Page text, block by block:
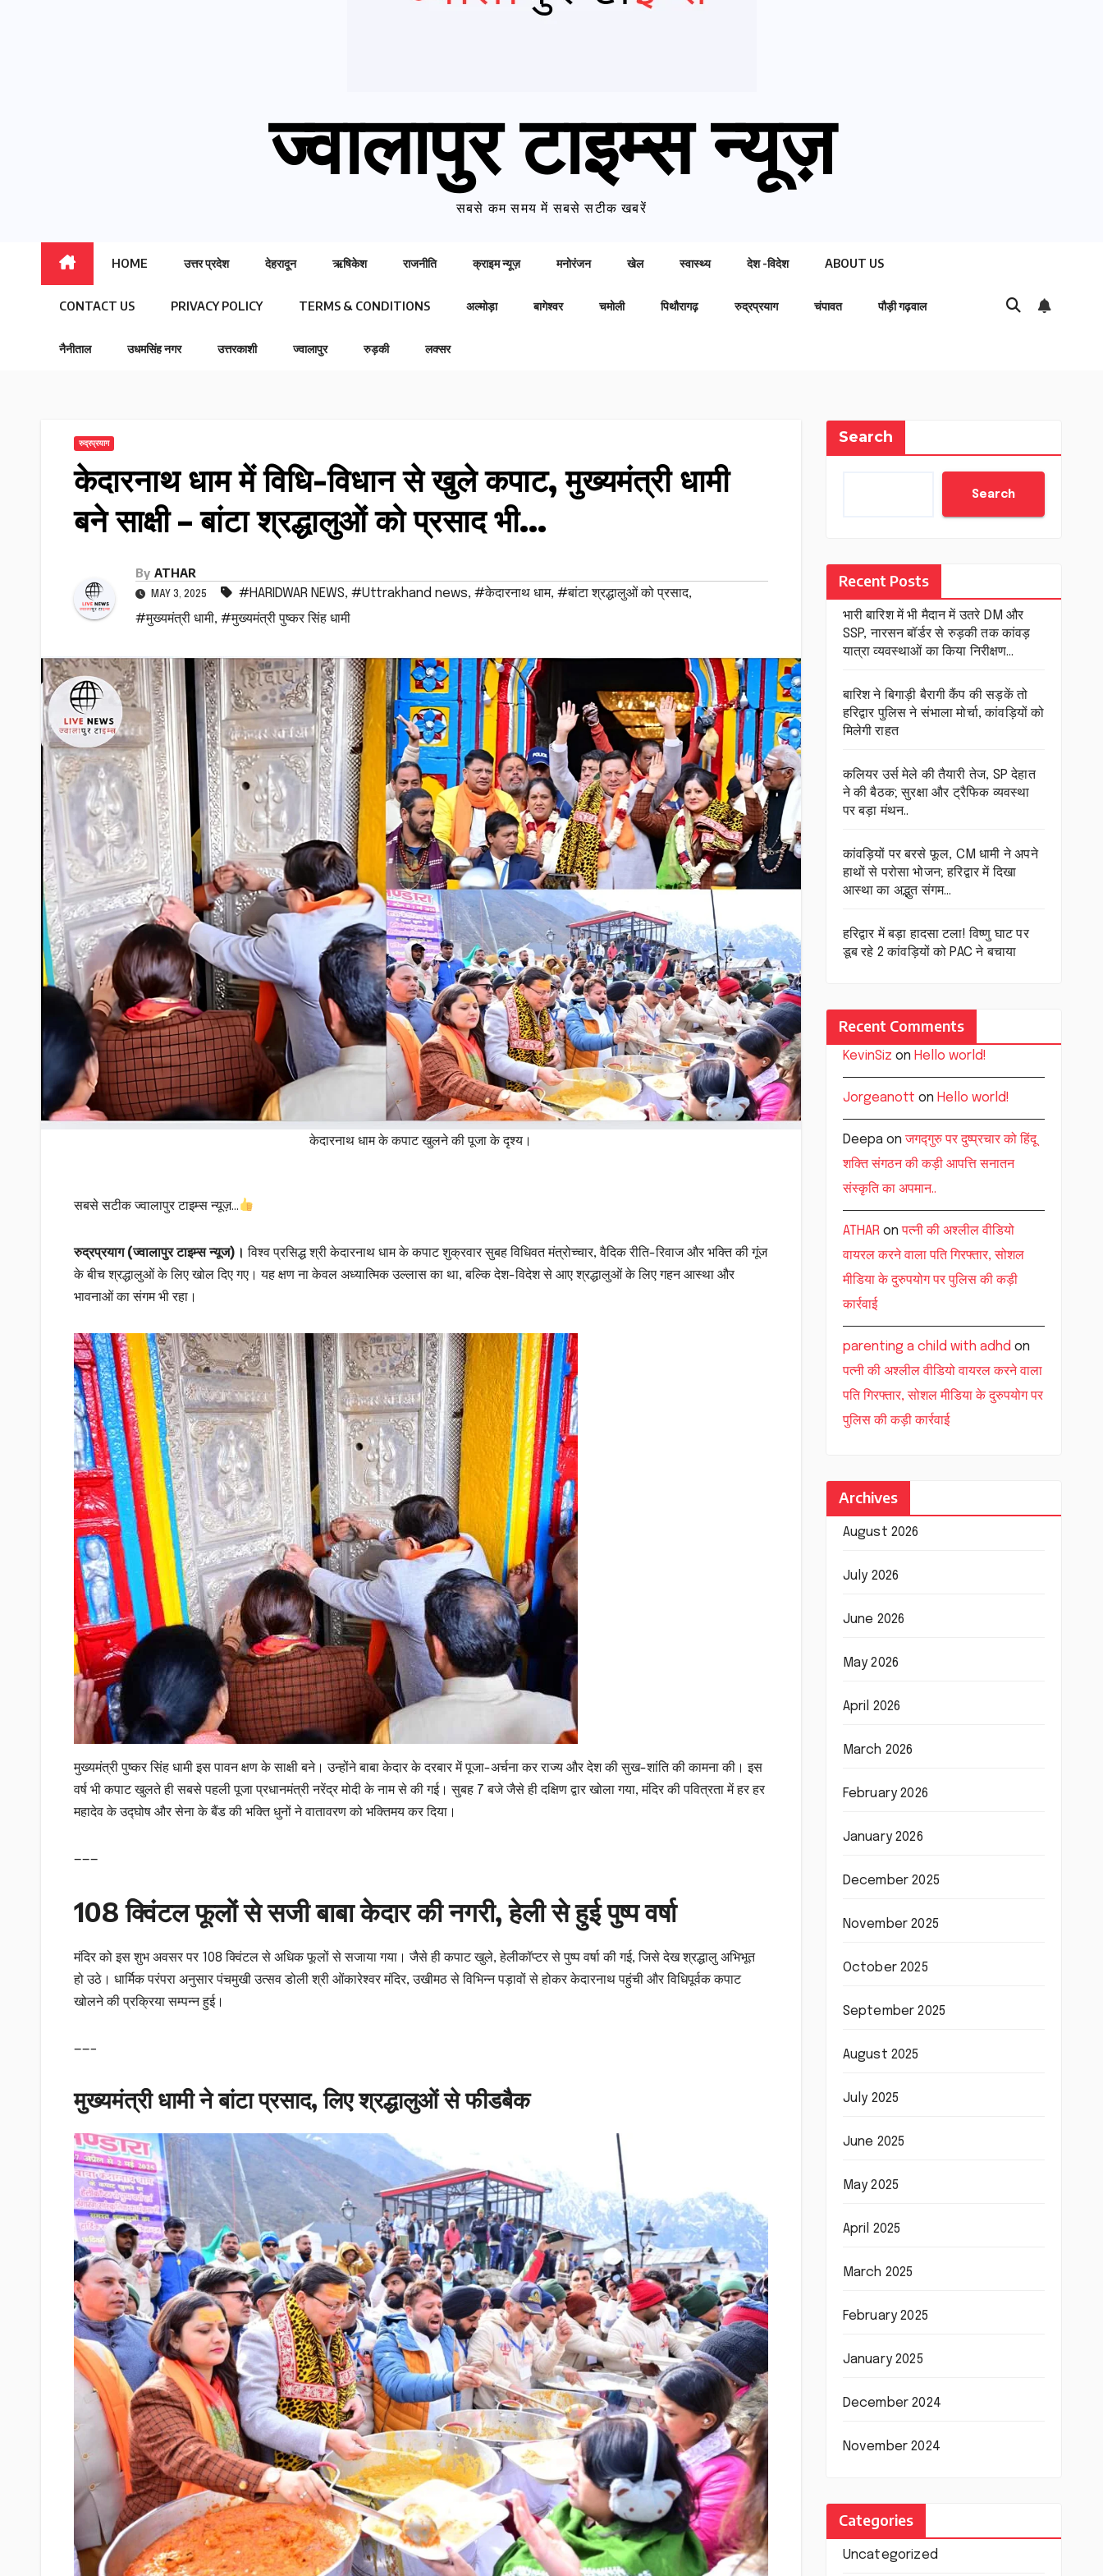
ज्वालापुर टाइम्स न्यूज़
सबसे कम समय में सबसे सटीक खबरें
HOME उत्तर प्रदेश देहरादून ऋषिकेश राजनीति क्राइम न्यूज़ मनोरंजन खेल स्वास्थ्य देश -विदेश ABOUT US
CONTACT US PRIVACY POLICY TERMS & CONDITIONS अल्मोड़ा बागेश्वर चमोली पिथौरागढ़ रुद्रप्रयाग चंपावत पौड़ी गढ़वाल
नैनीताल उधमसिंह नगर उत्तरकाशी ज्वालापुर रुड़की लक्सर
रुद्रप्रयाग
केदारनाथ धाम में विधि-विधान से खुले कपाट, मुख्यमंत्री धामी
बने साक्षी – बांटा श्रद्धालुओं को प्रसाद भी…
By ATHAR
MAY 3, 2025 #HARIDWAR NEWS, #Uttrakhand news, #केदारनाथ धाम, #बांटा श्रद्धालुओं को प्रसाद,
#मुख्यमंत्री धामी, #मुख्यमंत्री पुष्कर सिंह धामी
केदारनाथ धाम के कपाट खुलने की पूजा के दृश्य।
सबसे सटीक ज्वालापुर टाइम्स न्यूज़…
रुद्रप्रयाग (ज्वालापुर टाइम्स न्यूज)। विश्व प्रसिद्ध श्री केदारनाथ धाम के कपाट शुक्रवार सुबह विधिवत मंत्रोच्चार, वैदिक रीति-रिवाज और भक्ति की गूंज
के बीच श्रद्धालुओं के लिए खोल दिए गए। यह क्षण ना केवल अध्यात्मिक उल्लास का था, बल्कि देश-विदेश से आए श्रद्धालुओं के लिए गहन आस्था और
भावनाओं का संगम भी रहा।
मुख्यमंत्री पुष्कर सिंह धामी इस पावन क्षण के साक्षी बने। उन्होंने बाबा केदार के दरबार में पूजा-अर्चना कर राज्य और देश की सुख-शांति की कामना की। इस
वर्ष भी कपाट खुलते ही सबसे पहली पूजा प्रधानमंत्री नरेंद्र मोदी के नाम से की गई। सुबह 7 बजे जैसे ही दक्षिण द्वार खोला गया, मंदिर की पवित्रता में हर हर
महादेव के उद्घोष और सेना के बैंड की भक्ति धुनों ने वातावरण को भक्तिमय कर दिया।
———
108 क्विंटल फूलों से सजी बाबा केदार की नगरी, हेली से हुई पुष्प वर्षा
मंदिर को इस शुभ अवसर पर 108 क्विंटल से अधिक फूलों से सजाया गया। जैसे ही कपाट खुले, हेलीकॉप्टर से पुष्प वर्षा की गई, जिसे देख श्रद्धालु अभिभूत
हो उठे। धार्मिक परंपरा अनुसार पंचमुखी उत्सव डोली श्री ओंकारेश्वर मंदिर, उखीमठ से विभिन्न पड़ावों से होकर केदारनाथ पहुंची और विधिपूर्वक कपाट
खोलने की प्रक्रिया सम्पन्न हुई।
——–
मुख्यमंत्री धामी ने बांटा प्रसाद, लिए श्रद्धालुओं से फीडबैक
Search
Search
Recent Posts
भारी बारिश में भी मैदान में उतरे DM और
SSP, नारसन बॉर्डर से रुड़की तक कांवड़
यात्रा व्यवस्थाओं का किया निरीक्षण…
बारिश ने बिगाड़ी बैरागी कैंप की सड़कें तो
हरिद्वार पुलिस ने संभाला मोर्चा, कांवड़ियों को
मिलेगी राहत
कलियर उर्स मेले की तैयारी तेज, SP देहात
ने की बैठक; सुरक्षा और ट्रैफिक व्यवस्था
पर बड़ा मंथन..
कांवड़ियों पर बरसे फूल, CM धामी ने अपने
हाथों से परोसा भोजन; हरिद्वार में दिखा
आस्था का अद्भुत संगम…
हरिद्वार में बड़ा हादसा टला! विष्णु घाट पर
डूब रहे 2 कांवड़ियों को PAC ने बचाया
Recent Comments
KevinSiz on Hello world!
Jorgeanott on Hello world!
Deepaonजगद्गुरु पर दुष्प्रचार को हिंदू
शक्ति संगठन की कड़ी आपत्ति सनातन
संस्कृति का अपमान..
ATHAR onपत्नी की अश्लील वीडियो
वायरल करने वाला पति गिरफ्तार, सोशल
मीडिया के दुरुपयोग पर पुलिस की कड़ी
कार्रवाई
parenting a child with adhd on
पत्नी की अश्लील वीडियो वायरल करने वाला
पति गिरफ्तार, सोशल मीडिया के दुरुपयोग पर
पुलिस की कड़ी कार्रवाई
Archives
August 2026
July 2026
June 2026
May 2026
April 2026
March 2026
February 2026
January 2026
December 2025
November 2025
October 2025
September 2025
August 2025
July 2025
June 2025
May 2025
April 2025
March 2025
February 2025
January 2025
December 2024
November 2024
Categories
Uncategorized